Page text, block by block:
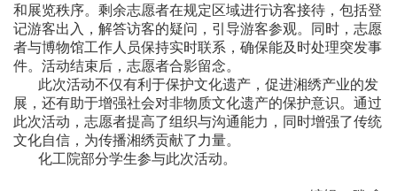
和展览秩序。剩余志愿者在规定区域进行访客接待，包括登
记游客出入，解答访客的疑问，引导游客参观。同时，志愿
者与博物馆工作人员保持实时联系，确保能及时处理突发事
件。活动结束后，志愿者合影留念。
此次活动不仅有利于保护文化遗产，促进湘绣产业的发
展，还有助于增强社会对非物质文化遗产的保护意识。通过
此次活动，志愿者提高了组织与沟通能力，同时增强了传统
文化自信，为传播湘绣贡献了力量。
化工院部分学生参与此次活动。